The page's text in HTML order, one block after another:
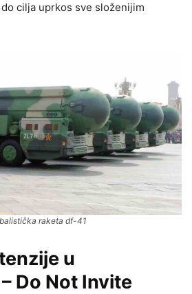
cilja uprkos sve složenijim
raketa df-41
u
Do Not Invite